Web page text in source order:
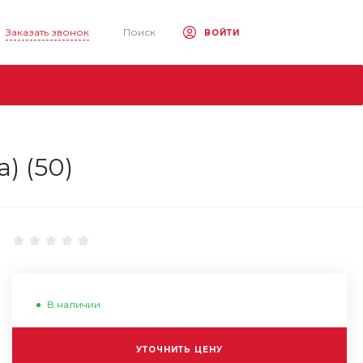
Заказать звонок Поиск ВОЙТИ
(50)
В наличии
УТОЧНИТЬ ЦЕНУ